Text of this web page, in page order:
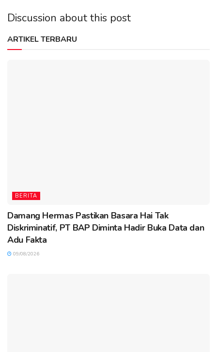
Discussion about this post
ARTIKEL TERBARU
BERITA
Damang Hermas Pastikan Basara Hai Tak
Diskriminatif, PT BAP Diminta Hadir Buka Data dan
Adu Fakta
09/08/2026